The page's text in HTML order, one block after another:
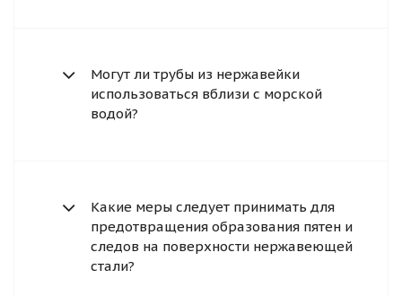
Могут ли трубы из нержавейки
использоваться вблизи с морской
водой?
Какие меры следует принимать для
предотвращения образования пятен и
следов на поверхности нержавеющей
стали?